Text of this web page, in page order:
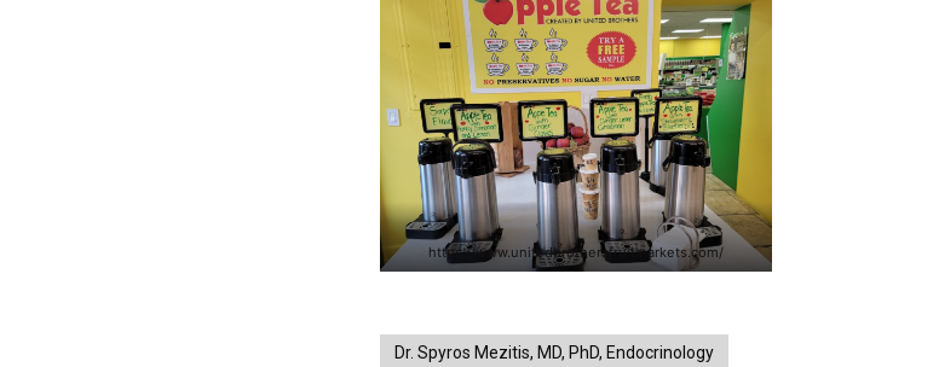
https://www.unitedbrothersfruitmarkets.com/
Dr. Spyros Mezitis, MD, PhD, Endocrinology